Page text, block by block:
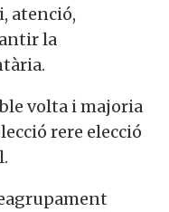
atenció,
la
volta i majoria
rere elecció